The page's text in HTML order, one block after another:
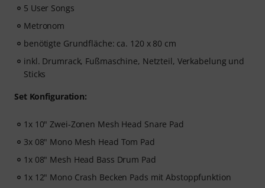
5 User Songs
Metronom
benötigte Grundfläche: ca. 120 x 80 cm
inkl. Drumrack, Fußmaschine, Netzteil, Verkabelung und
Sticks
Set Konfiguration:
1x 10" Zwei-Zonen Mesh Head Snare Pad
3x 08" Mono Mesh Head Tom Pad
1x 08" Mesh Head Bass Drum Pad
1x 12" Mono Crash Becken Pads mit Abstoppfunktion